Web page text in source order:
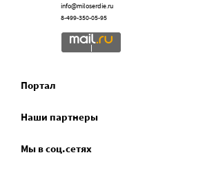
info@miloserdie.ru
8-499-350-05-95
Портал
Наши партнеры
Мы в соц.сетях